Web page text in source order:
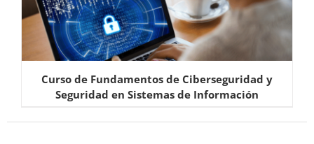
Curso de Fundamentos de Ciberseguridad y
Seguridad en Sistemas de Información